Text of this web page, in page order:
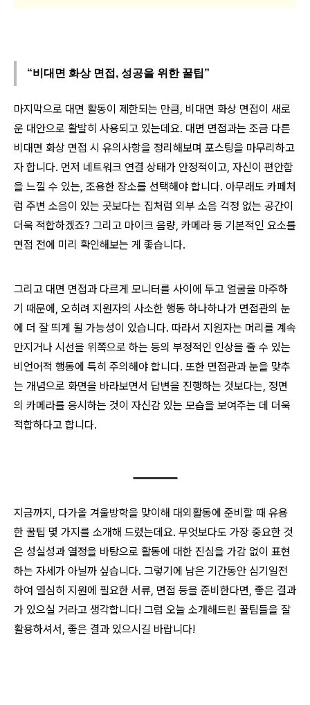
“비대면 화상 면접, 성공을 위한 꿀팁”
마지막으로 대면 활동이 제한되는 만큼, 비대면 화상 면접이 새로
운 대안으로 활발히 사용되고 있는데요. 대면 면접과는 조금 다른
비대면 화상 면접 시 유의사항을 정리해보며 포스팅을 마무리하고
자 합니다. 먼저 네트워크 연결 상태가 안정적이고, 자신이 편안함
을 느낄 수 있는, 조용한 장소를 선택해야 합니다. 아무래도 카페처
럼 주변 소음이 있는 곳보다는 집처럼 외부 소음 걱정 없는 공간이
더욱 적합하겠죠? 그리고 마이크 음량, 카메라 등 기본적인 요소를
면접 전에 미리 확인해보는 게 좋습니다.
그리고 대면 면접과 다르게 모니터를 사이에 두고 얼굴을 마주하
기 때문에, 오히려 지원자의 사소한 행동 하나하나가 면접관의 눈
에 더 잘 띄게 될 가능성이 있습니다. 따라서 지원자는 머리를 계속
만지거나 시선을 위쪽으로 하는 등의 부정적인 인상을 줄 수 있는
비언어적 행동에 특히 주의해야 합니다. 또한 면접관과 눈을 맞추
는 개념으로 화면을 바라보면서 답변을 진행하는 것보다는, 정면
의 카메라를 응시하는 것이 자신감 있는 모습을 보여주는 데 더욱
적합하다고 합니다.
지금까지, 다가올 겨울방학을 맞이해 대외활동에 준비할 때 유용
한 꿀팁 몇 가지를 소개해 드렸는데요. 무엇보다도 가장 중요한 것
은 성실성과 열정을 바탕으로 활동에 대한 진심을 가감 없이 표현
하는 자세가 아닐까 싶습니다. 그렇기에 남은 기간동안 심기일전
하여 열심히 지원에 필요한 서류, 면접 등을 준비한다면, 좋은 결과
가 있으실 거라고 생각합니다! 그럼 오늘 소개해드린 꿀팁들을 잘
활용하셔서, 좋은 결과 있으시길 바랍니다!